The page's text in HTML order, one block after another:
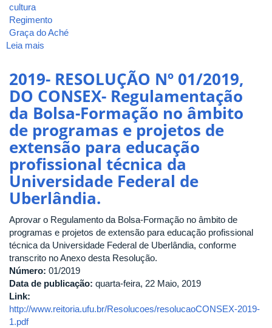
cultura
Regimento
Graça do Aché
Leia mais
Nº
02/2019,
DO
CONSEX-
Dispõe
sobre
o
Regimento
Interno
do
de
Memória
da
Cultura
Negra
de
e
2019- RESOLUÇÃO Nº 01/2019,
DO CONSEX- Regulamentação
da Bolsa-Formação no âmbito
de programas e projetos de
extensão para educação
profissional técnica da
Universidade Federal de
Uberlândia.
Aprovar o Regulamento da Bolsa-Formação no âmbito de
programas e projetos de extensão para educação profissional
técnica da Universidade Federal de Uberlândia, conforme
transcrito no Anexo desta Resolução.
Número: 01/2019
Data de publicação: quarta-feira, 22 Maio, 2019
Link:
http://www.reitoria.ufu.br/Resolucoes/resolucaoCONSEX-2019-
1.pdf